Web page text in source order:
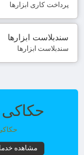
پرداخت کاری ابزارها
سندبلاست ابزارها
سندبلاست ابزارها
مشاهده